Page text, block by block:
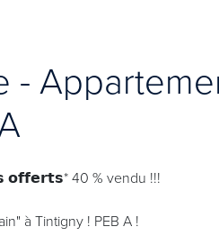
-
40 % vendu !!!
à Tintigny ! PEB A !